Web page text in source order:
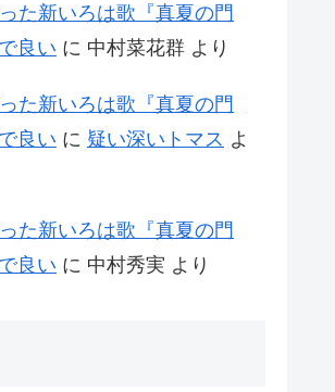
た新いろは歌『真夏の門
良い に 中村菜花群 より
た新いろは歌『真夏の門
良い に 疑い深いトマス よ
た新いろは歌『真夏の門
良い に 中村秀実 より